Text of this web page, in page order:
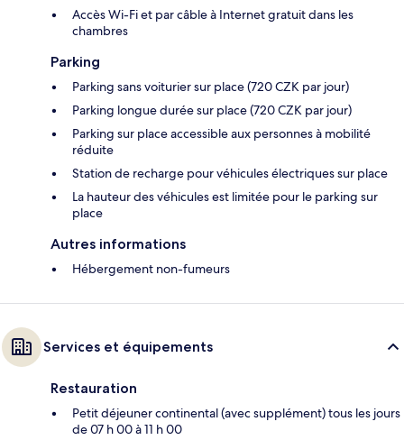
Accès Wi-Fi et par câble à Internet gratuit dans les
chambres
Parking
Parking sans voiturier sur place (720 CZK par jour)
Parking longue durée sur place (720 CZK par jour)
Parking sur place accessible aux personnes à mobilité
réduite
Station de recharge pour véhicules électriques sur place
La hauteur des véhicules est limitée pour le parking sur
place
Autres informations
Hébergement non-fumeurs
Services et équipements
Restauration
Petit déjeuner continental (avec supplément) tous les jours
de 07 h 00 à 11 h 00